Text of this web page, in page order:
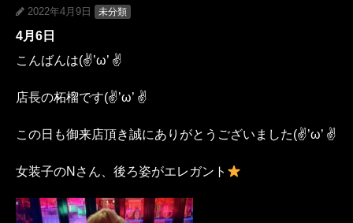
2022年4月9日 未分類
4月6日
こんばんは(✌’ω’ ✌
店長の柘榴です(✌’ω’ ✌
この日も御来店頂き誠にありがとうございました(✌’ω’ ✌
女装子のNさん、後ろ姿がエレガント